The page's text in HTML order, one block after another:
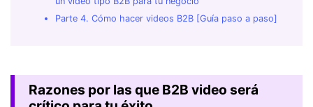
Parte 4. Cómo hacer videos B2B [Guía paso a paso]
Razones por las que B2B video será